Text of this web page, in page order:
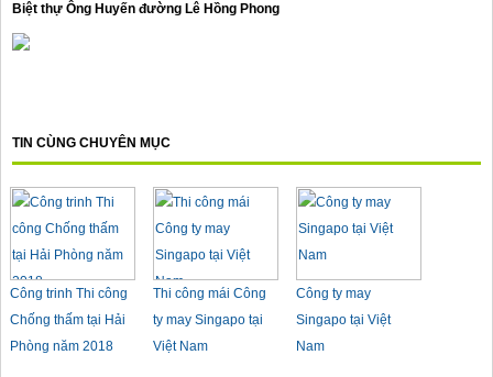
Biệt thự Ông Huyến đường Lê Hồng Phong
TIN CÙNG CHUYÊN MỤC
Công trinh Thi công
Chống thấm tại Hải
Phòng năm 2018
Thi công mái Công
ty may Singapo tại
Việt Nam
Công ty may
Singapo tại Việt
Nam